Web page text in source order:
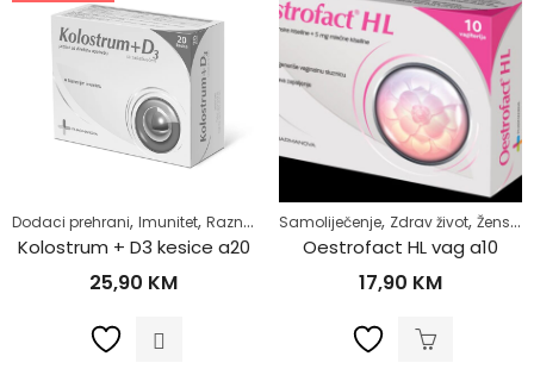
Dodaci prehrani, Imunitet, Razno Samoliječenje,Vitamin D,Vitamini i
Kolostrum + D3 kesice a20
25,90 KM
Samoliječenje, Zdrav život, Žensko zdravlje
Oestrofact HL vag a10
17,90 KM